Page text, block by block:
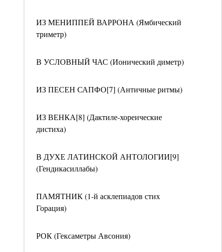
ИЗ МЕНИППЕЙ ВАРРОНА (Ямбический
триметр)
В УСЛОВНЫЙ ЧАС (Ионический диметр)
ИЗ ПЕСЕН САПФО[7] (Античные ритмы)
ИЗ ВЕНКА[8] (Дактиле-хореические
дистиха)
В ДУХЕ ЛАТИНСКОЙ АНТОЛОГИИ[9]
(Гендикасиллабы)
ПАМЯТНИК (1-й асклепиадов стих
Горация)
РОК (Гексаметры Авсония)